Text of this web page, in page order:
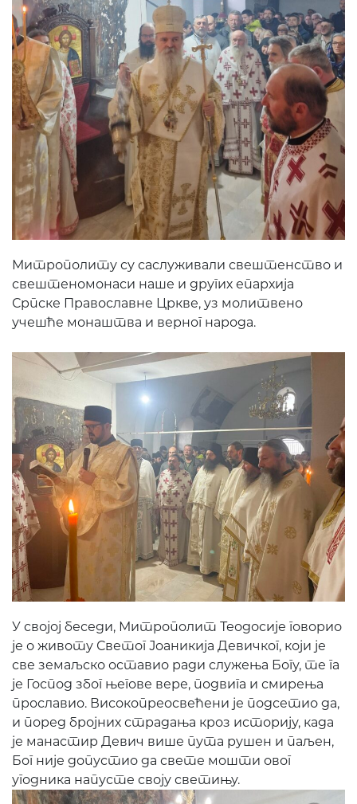
Митрополиту су саслуживали свештенство и
свештеномонаси наше и других епархија
Српске Православне Цркве, уз молитвено
учешће монаштва и верног народа.
У својој беседи, Митрополит Теодосије говорио
је о животу Светог Јоаникија Девичког, који је
све земаљско оставио ради служења Богу, те га
је Господ због његове вере, подвига и смирења
прославио. Високопреосвећени је подсетио да,
и поред бројних страдања кроз историју, када
је манастир Девич више пута рушен и паљен,
Бог није допустио да свете мошти овог
угодника напусте своју светињу.